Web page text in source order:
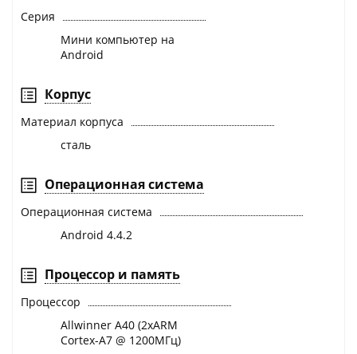
Серия
Мини компьютер на
Android
Корпус
Материал корпуса
сталь
Операционная система
Операционная система
Android 4.4.2
Процессор и память
Процессор
Allwinner A40 (2xARM
Cortex-A7 @ 1200МГц)